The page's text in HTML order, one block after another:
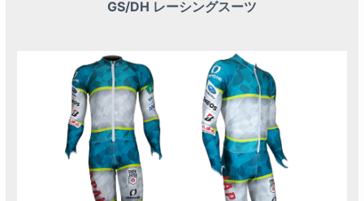
GS/DH レーシングスーツ